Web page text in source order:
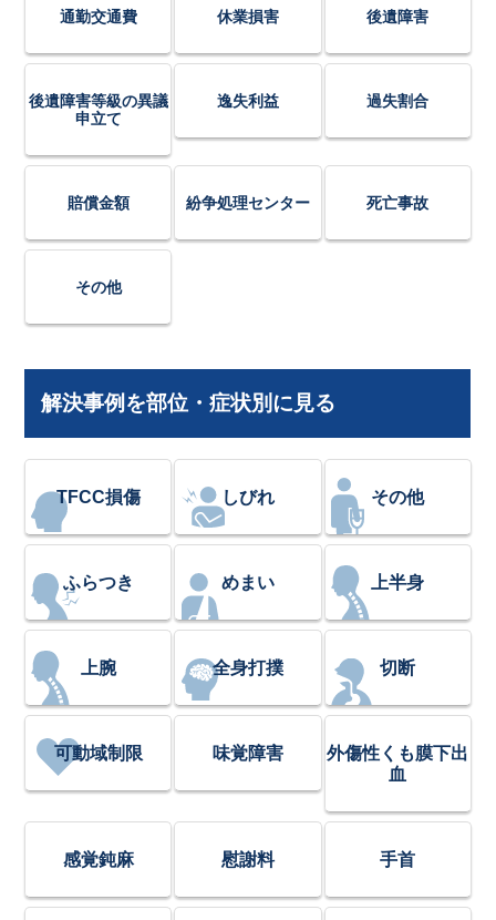
通勤交通費 休業損害 後遺障害
後遺障害等級の異議
申立て
逸失利益 過失割合
賠償金額 紛争処理センター 死亡事故
その他
解決事例を部位・症状別に見る
TFCC損傷 しびれ その他
ふらつき めまい 上半身
上腕 全身打撲 切断
可動域制限 味覚障害
外傷性くも膜下出
血
感覚鈍麻 慰謝料 手首